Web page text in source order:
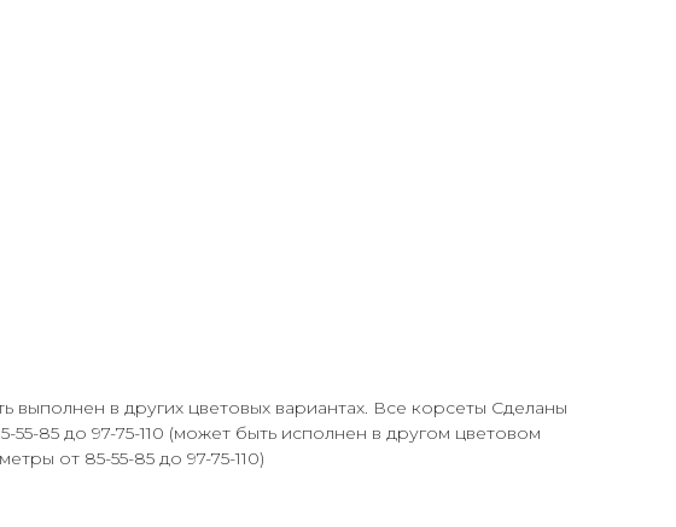
в других цветовых вариантах. Все корсеты Сделаны
85 до 97-75-110 (может быть исполнен в другом цветовом
от 85-55-85 до 97-75-110)